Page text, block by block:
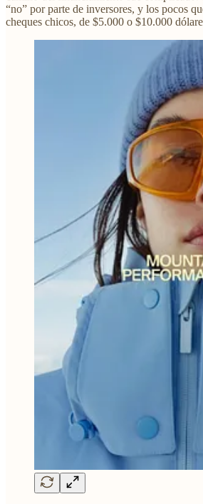
“no” por parte de inversores, y los pocos
cheques chicos, de $5.000 o $10.000